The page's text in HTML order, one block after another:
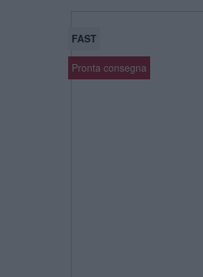
Pronta consegna
FAST